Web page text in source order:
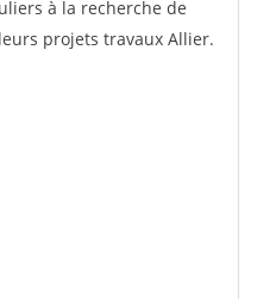
à la recherche de
projets travaux Allier.